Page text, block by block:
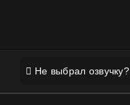
Не выбрал озвучку?